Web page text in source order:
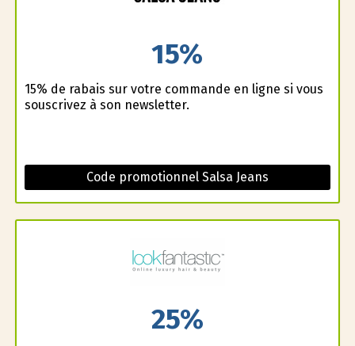
15%
15% de rabais sur votre commande en ligne si vous
souscrivez à son newsletter.
Code promotionnel Salsa Jeans
25%